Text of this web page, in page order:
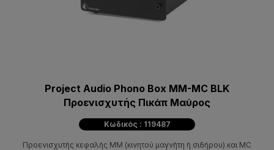
Project Audio Phono Box MM-MC BLK
Προενισχυτής Πικάπ Μαύρος
Κωδικός : 119487
Προενισχυτής κεφαλής MM (κινητού μαγνήτη ή σιδήρου) και MC